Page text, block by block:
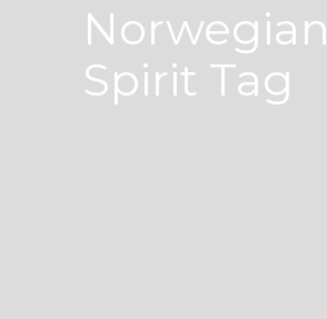
Norwegian
Spirit Tag